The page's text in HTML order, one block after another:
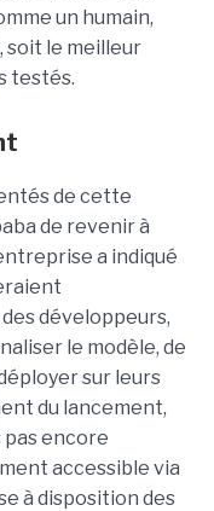
un humain,
soit le meilleur
testés.
de cette
de revenir à
a indiqué
développeurs,
le modèle, de
sur leurs
du lancement,
encore
accessible via
à disposition des